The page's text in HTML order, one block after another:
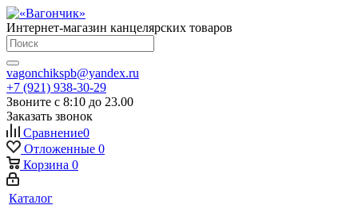
Интернет-магазин канцелярских товаров
vagonchikspb@yandex.ru
+7 (921) 938-30-29
Звоните с 8:10 до 23.00
Заказать звонок
Сравнение0
Отложенные 0
Корзина 0
Каталог